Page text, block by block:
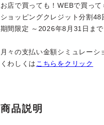
お店で買っても！WEBで買っ
ショッピングクレジット分割48
期間限定 ～2026年8月31日まで
月々の支払い金額シミュレーシ
くわしくは こちらをクリック
商品説明